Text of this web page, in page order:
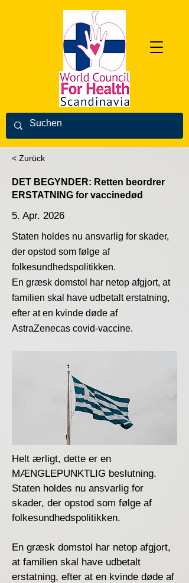
< Zurück
DET BEGYNDER: Retten beordrer
ERSTATNING for vaccinedød
5. Apr. 2026
Staten holdes nu ansvarlig for skader,
der opstod som følge af
folkesundhedspolitikken.
En græsk domstol har netop afgjort, at
familien skal have udbetalt erstatning,
efter at en kvinde døde af
AstraZenecas covid-vaccine.
Helt ærligt, dette er en
MÆNGLEPUNKTLIG beslutning.
Staten holdes nu ansvarlig for
skader, der opstod som følge af
folkesundhedspolitikken.
En græsk domstol har netop afgjort,
at familien skal have udbetalt
erstatning, efter at en kvinde døde af